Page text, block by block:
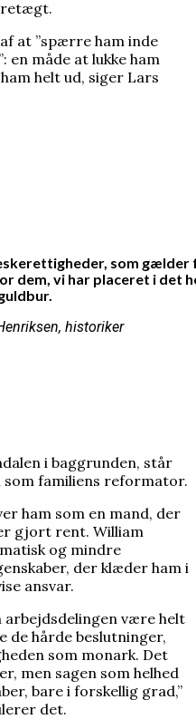
at ”spærre ham inde
en måde at lukke ham
helt ud, siger Lars
som gælder
dem, vi har placeret i det
historiker
i baggrunden, står
familiens reformator.
ham som en mand, der
gjort rent. William
og mindre
der klæder ham i
ansvar.
arbejdsdelingen være helt
de hårde beslutninger,
som monark. Det
men sagen som helhed
bare i forskellig grad,”
det.